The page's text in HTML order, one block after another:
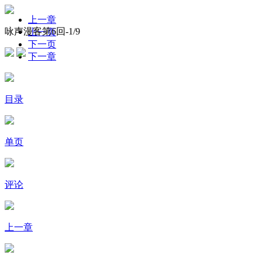
咏声漫客第6回-1/9
上一章
上一页
下一页
下一章
目录
单页
评论
上一章